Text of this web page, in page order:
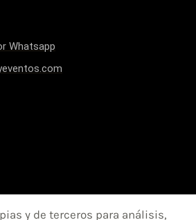
Whatsapp
y de terceros para análisis,